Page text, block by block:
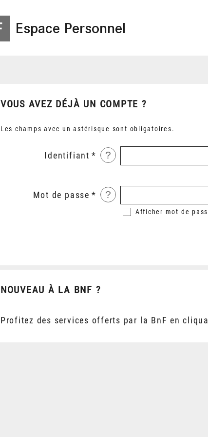
Espace Personnel
VOUS AVEZ DÉJÀ UN COMPTE ?
Les champs avec un astérisque sont obligatoires.
Identifiant ?
Mot de passe ?
Afficher mot de
NOUVEAU À LA BNF ?
Profitez des services offerts par la BnF en